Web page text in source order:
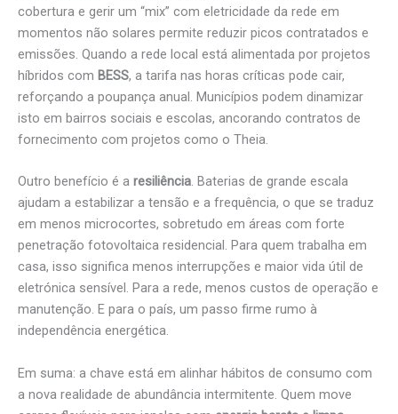
cobertura e gerir um “mix” com eletricidade da rede em
momentos não solares permite reduzir picos contratados e
emissões. Quando a rede local está alimentada por projetos
híbridos com BESS, a tarifa nas horas críticas pode cair,
reforçando a poupança anual. Municípios podem dinamizar
isto em bairros sociais e escolas, ancorando contratos de
fornecimento com projetos como o Theia.
Outro benefício é a resiliência. Baterias de grande escala
ajudam a estabilizar a tensão e a frequência, o que se traduz
em menos microcortes, sobretudo em áreas com forte
penetração fotovoltaica residencial. Para quem trabalha em
casa, isso significa menos interrupções e maior vida útil de
eletrónica sensível. Para a rede, menos custos de operação e
manutenção. E para o país, um passo firme rumo à
independência energética.
Em suma: a chave está em alinhar hábitos de consumo com
a nova realidade de abundância intermitente. Quem move